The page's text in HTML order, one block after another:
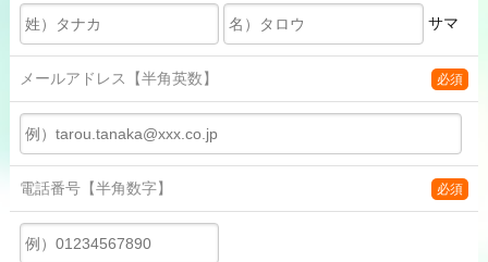
サマ
必須
メールアドレス 【半角英数】
必須
電話番号【半角数字】